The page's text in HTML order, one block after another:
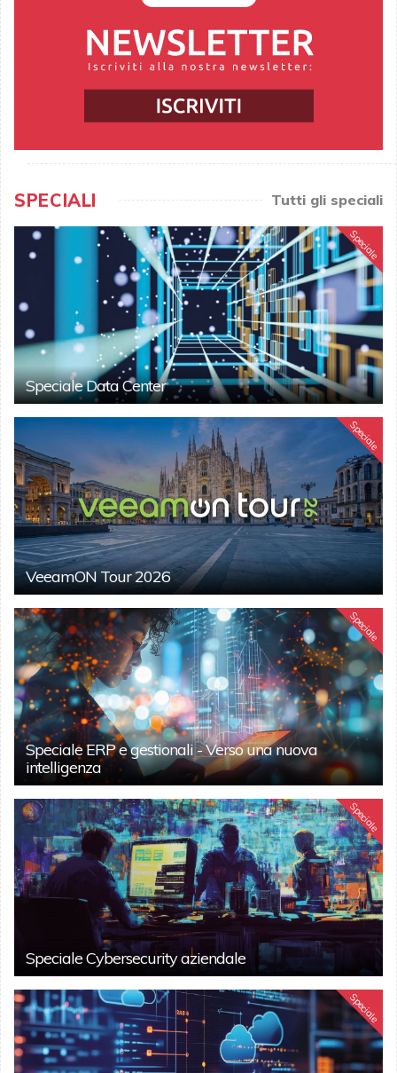
SPECIALI Tutti gli speciali
Speciale
Speciale Data Center
Speciale
VeeamON Tour 2026
Speciale
Speciale ERP e gestionali - Verso una nuova
intelligenza
Speciale
Speciale Cybersecurity aziendale
Speciale